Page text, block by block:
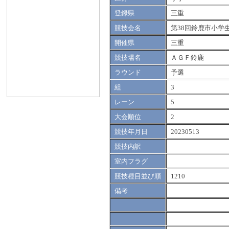
登録県
三重
競技会名
第38回鈴鹿市小学
開催県
三重
競技場名
ＡＧＦ鈴鹿
ラウンド
予選
組
3
レーン
5
大会順位
2
競技年月日
20230513
競技内訳
室内フラグ
競技種目並び順
1210
備考